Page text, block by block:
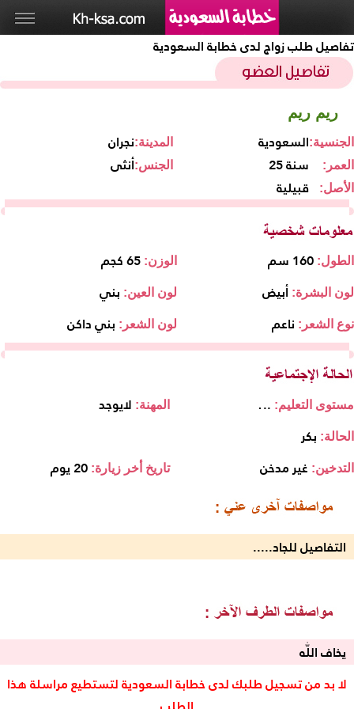
تفاصيل طلب زواج لدى خطابة السعودية
ريم ريم
نجرانالمدينة: السعوديةالجنسية:
أنثىالجنس: 25 سنة العمر:
قبيلية الأصل:
الوزن: 65 كجم الطول: 160 سم
لون العين: بني لون البشرة: أبيض
لون الشعر: بني داكن نوع الشعر: ناعم
المهنة: لايوجد مستوى التعليم: ..٠
الحالة: بكر
تاريخ أخر زيارة: 20 يوم التدخين: غير مدخن
التفاصيل للجاد.....
يخاف اللّٰه
لا بد من تسجيل طلبك لدى خطابة السعودية لتستطيع مراسلة هذا